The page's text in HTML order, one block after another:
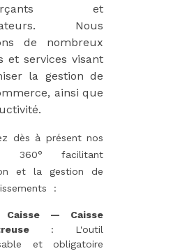
et
Nous
de nombreux
et services visant
la gestion de
ainsi que
dès à présent nos
360° facilitant
et la gestion de
:
Caisse — Caisse
: L'outil
et obligatoire